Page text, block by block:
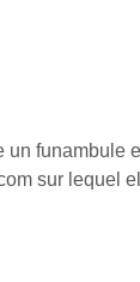
un funambule
sur lequel